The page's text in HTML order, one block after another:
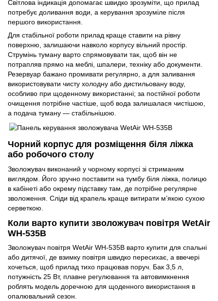
Світлова індикація допомагає швидко зрозуміти, що прилад
потребує доливання води, а керування зрозуміле після
першого використання.
Для стабільної роботи прилад краще ставити на рівну
поверхню, залишаючи навколо корпусу вільний простір.
Струмінь туману варто спрямовувати так, щоб він не
потрапляв прямо на меблі, шпалери, техніку або документи.
Резервуар бажано промивати регулярно, а для заливання
використовувати чисту холодну або дистильовану воду,
особливо при щоденному використанні; за постійної роботи
очищення потрібне частіше, щоб вода залишалася чистішою,
а подача туману — стабільнішою.
Чорний корпус для розміщення біля ліжка
або робочого столу
Зволожувач виконаний у чорному корпусі зі стриманим
виглядом. Його зручно поставити на тумбу біля ліжка, полицю
в кабінеті або окрему підставку там, де потрібне регулярне
зволоження. Сліди від крапель краще витирати м’якою сухою
серветкою.
Коли варто купити зволожувач повітря WetAir
WH-535B
Зволожувач повітря WetAir WH-535B варто купити для спальні
або дитячої, де взимку повітря швидко пересихає, а ввечері
хочеться, щоб прилад тихо працював поруч. Бак 3,5 л,
потужність 25 Вт, плавне регулювання та автовимкнення
роблять модель доречною для щоденного використання в
опалювальний сезон.